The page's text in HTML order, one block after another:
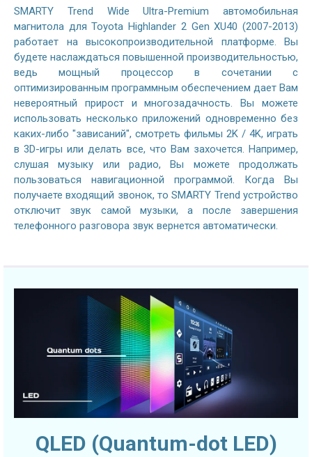
SMARTY Trend Wide Ultra-Premium автомобильная
магнитола для Toyota Highlander 2 Gen XU40 (2007-2013)
работает на высокопроизводительной платформе. Вы
будете наслаждаться повышенной производительностью,
ведь мощный процессор в сочетании с
оптимизированным программным обеспечением дает Вам
невероятный прирост и многозадачность. Вы можете
использовать несколько приложений одновременно без
каких-либо "зависаний", смотреть фильмы 2K / 4K, играть
в 3D-игры или делать все, что Вам захочется. Например,
слушая музыку или радио, Вы можете продолжать
пользоваться навигационной программой. Когда Вы
получаете входящий звонок, то SMARTY Trend устройство
отключит звук самой музыки, а после завершения
телефонного разговора звук вернется автоматически.
QLED (Quantum-dot LED)